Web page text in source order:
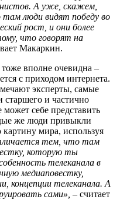
А уже, скажем,
там люди видят победу во
рост, и они более
что говорят на
Макаркин.
вполне очевидна –
с приходом интернета.
эксперты, самые
старшего и частично
может себе представить
же люди привыкли
мира, используя
тем, что там
которую ты
телеканала в
медиаповестку,
концепции телеканала. А
сами», – считает